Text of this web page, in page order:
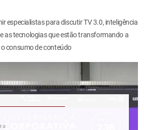
especialistas para discutir TV 3.0, inteligência
as tecnologias que estão transformando a
consumo de conteúdo